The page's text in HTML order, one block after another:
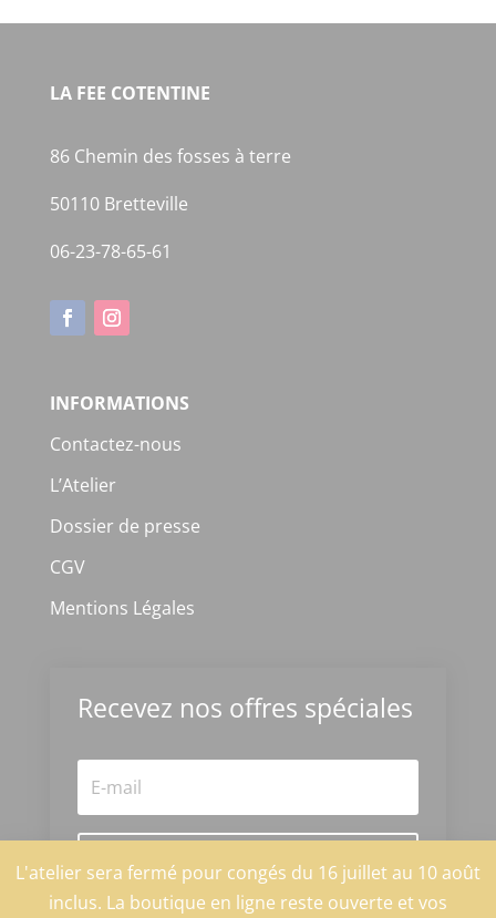
L'atelier sera fermé pour congés du 16 juillet au 10 août
inclus. La boutique en ligne reste ouverte et vos
LA FEE COTENTINE
86 Chemin des fosses à terre
50110 Bretteville
06-23-78-65-61
INFORMATIONS
Contactez-nous
L’Atelier
Dossier de presse
CGV
Mentions Légales
Recevez nos offres spéciales
S'abonner